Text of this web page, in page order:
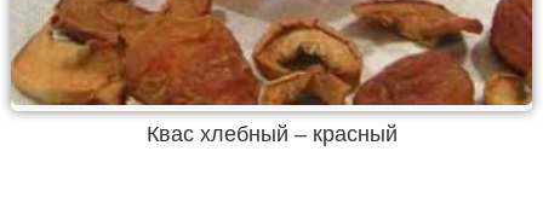
Квас хлебный – красный